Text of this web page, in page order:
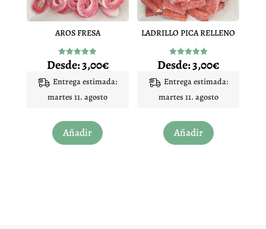
elegir
en
de
producto
elegir
en
la
de
producto
AROS FRESA
Valorado
con
de 5
Desde:3,00€
Entrega estimada:
martes 11. agosto
Añadir
producto
LADRILLO PICA RELLENO
Valorado
con
de 5
Desde:3,00€
Entrega estimada:
martes 11. agosto
Añadir
producto